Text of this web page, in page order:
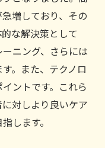
増しており、その
な解決策として
ニング、さらには
。また、テクノロ
ントです。これら
対しより良いケア
します。